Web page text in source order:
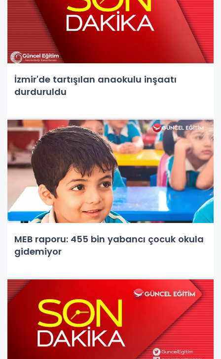
İzmir'de tartışılan anaokulu inşaatı
durduruldu
MEB raporu: 455 bin yabancı çocuk okula
gidemiyor